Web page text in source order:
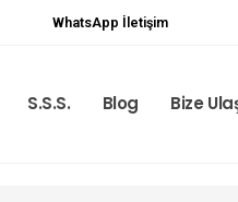
WhatsApp İletişim
S.S.S. Blog Bize